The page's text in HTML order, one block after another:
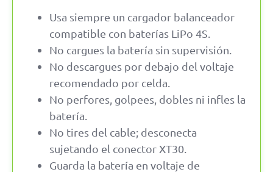
Usa siempre un cargador balanceador
compatible con baterías LiPo 4S.
No cargues la batería sin supervisión.
No descargues por debajo del voltaje
recomendado por celda.
No perfores, golpees, dobles ni infles la
batería.
No tires del cable; desconecta
sujetando el conector XT30.
Guarda la batería en voltaje de